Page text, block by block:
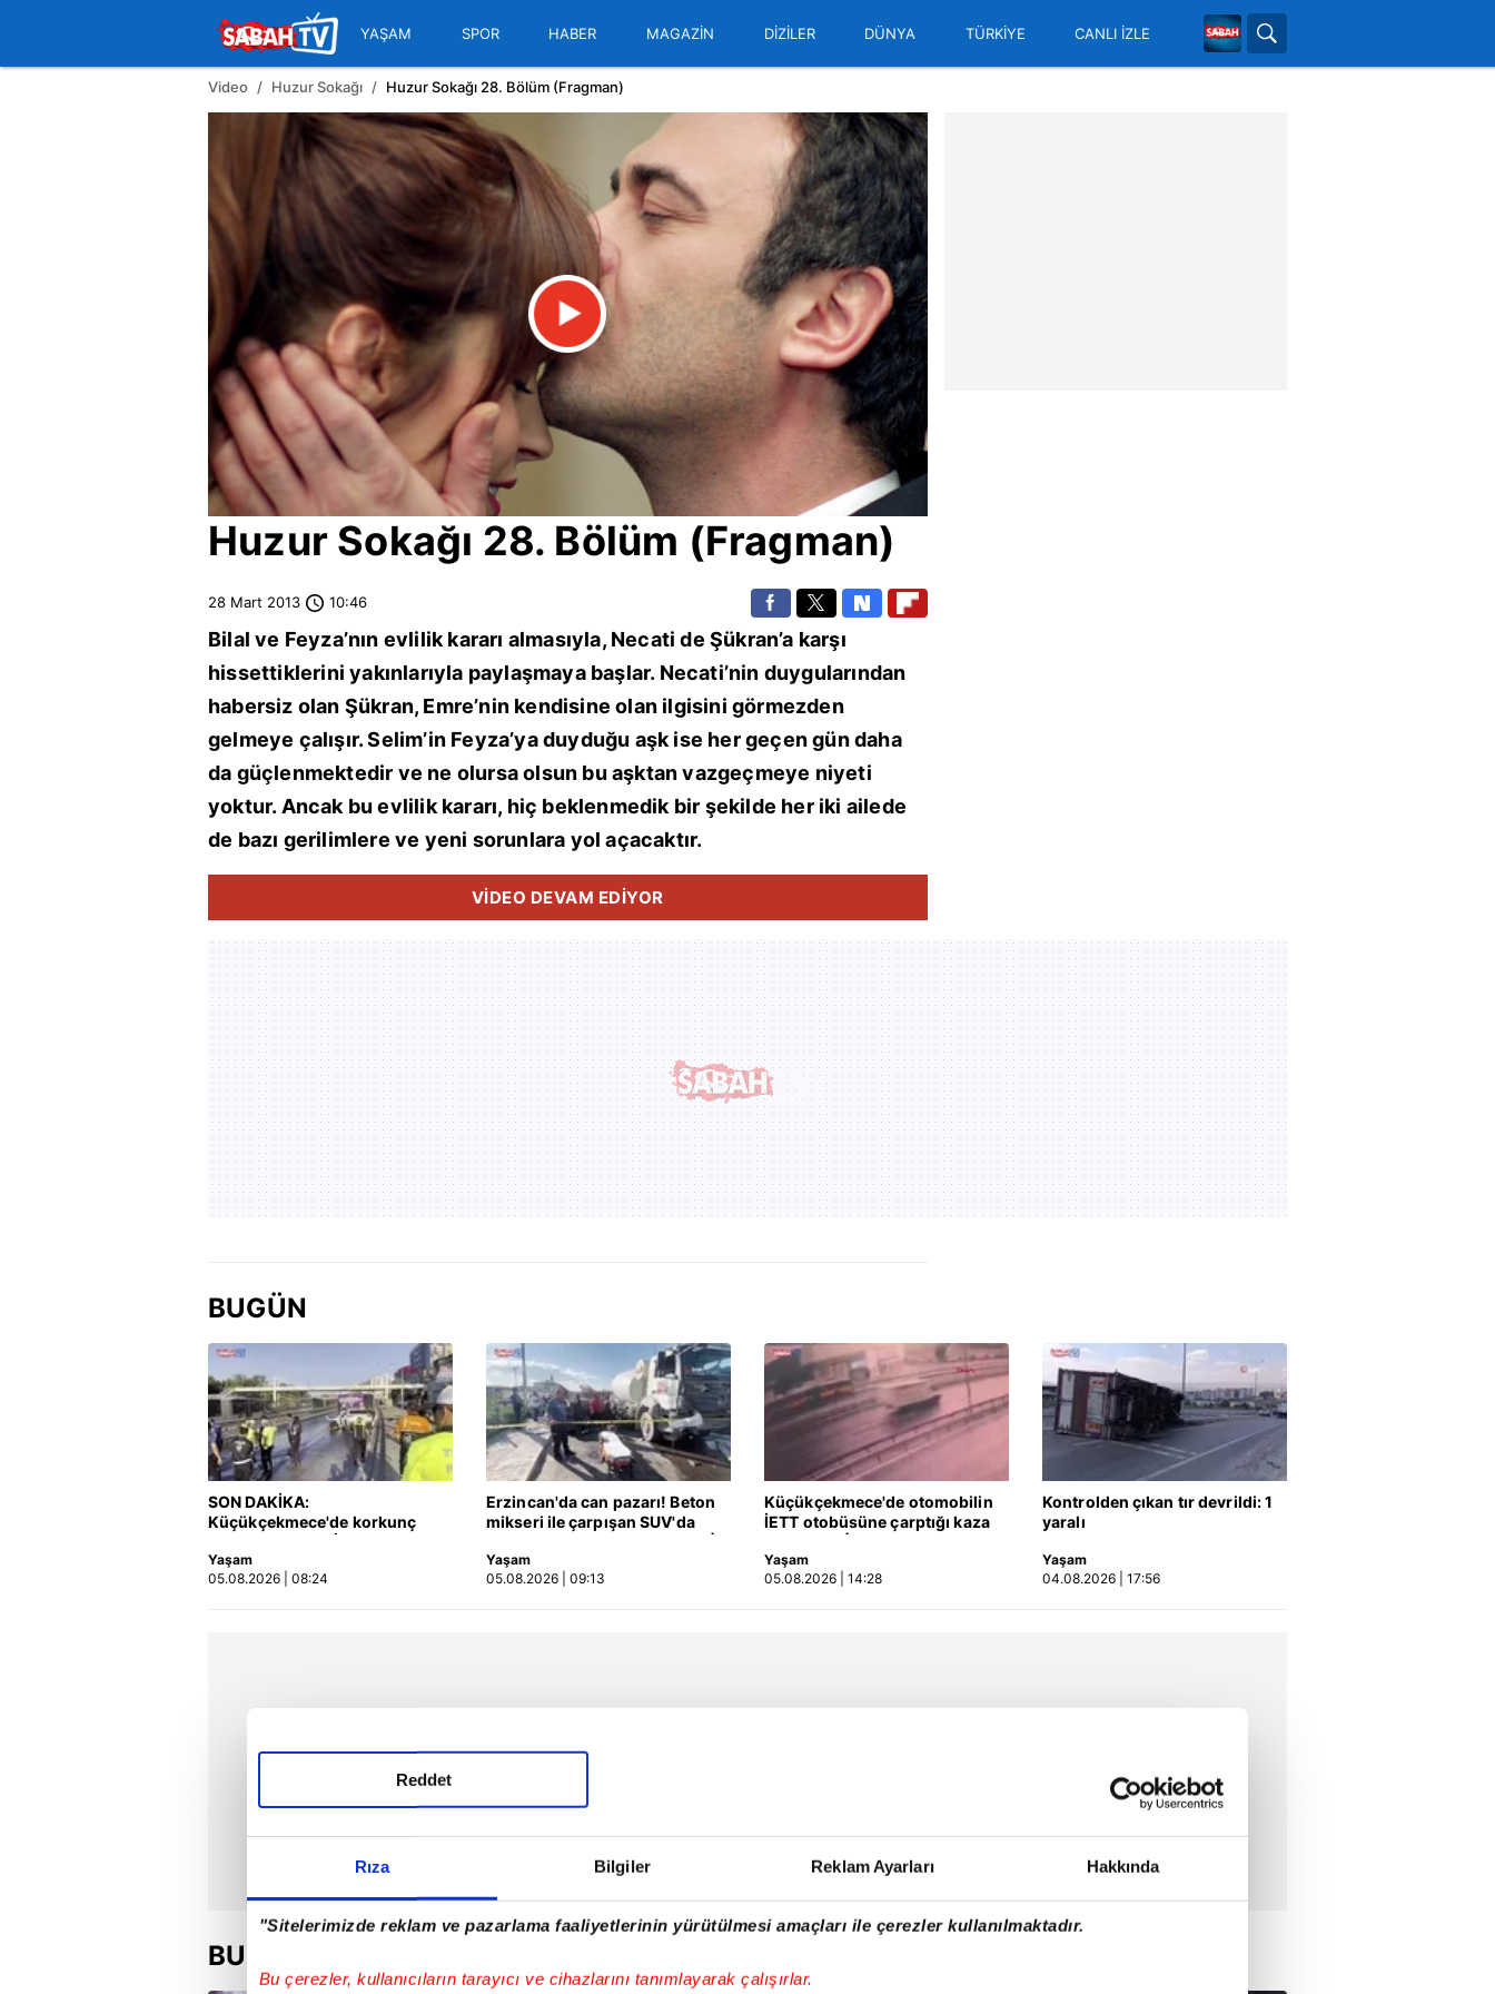
Rıza Bilgiler Reklam Ayarları Hakkında
"Sitelerimizde reklam ve pazarlama faaliyetlerinin yürütülmesi amaçları ile çerezler kullanılmaktadır.
Bu çerezler, kullanıcıların tarayıcı ve cihazlarını tanımlayarak çalışırlar.
Reddet
YAŞAM SPOR HABER MAGAZİN DİZİLER DÜNYA TÜRKİYE CANLI İZLE
Video Huzur Sokağı Huzur Sokağı 28. Bölüm (Fragman)
Huzur Sokağı 28. Bölüm (Fragman)
28 Mart 2013 10:46
Bilal ve Feyza’nın evlilik kararı almasıyla, Necati de Şükran’a karşı
hissettiklerini yakınlarıyla paylaşmaya başlar. Necati’nin duygularından
habersiz olan Şükran, Emre’nin kendisine olan ilgisini görmezden
gelmeye çalışır. Selim’in Feyza’ya duyduğu aşk ise her geçen gün daha
da güçlenmektedir ve ne olursa olsun bu aşktan vazgeçmeye niyeti
yoktur. Ancak bu evlilik kararı, hiç beklenmedik bir şekilde her iki ailede
de bazı gerilimlere ve yeni sorunlara yol açacaktır.
VİDEO DEVAM EDİYOR
BUGÜN
SON DAKİKA:
Küçükçekmece'de korkunç
otobüsüne çarptı: 3 kişi
hayatını kaybetti | Video
Yaşam
05.08.2026 | 08:24
Erzincan'da can pazarı! Beton
mikseri ile çarpışan SUV'da
Video
Yaşam
05.08.2026 | 09:13
Küçükçekmece'de otomobilin
İETT otobüsüne çarptığı kaza
Yaşam
05.08.2026 | 14:28
Kontrolden çıkan tır devrildi: 1
yaralı
Yaşam
04.08.2026 | 17:56
BU HAFTA